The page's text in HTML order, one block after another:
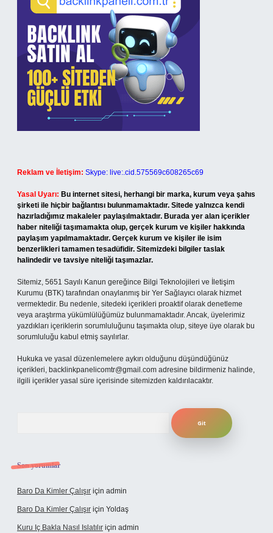
Reklam ve İletişim: Skype: live:.cid.575569c608265c69
Yasal Uyarı: Bu internet sitesi, herhangi bir marka, kurum veya şahıs
şirketi ile hiçbir bağlantısı bulunmamaktadır. Sitede yalnızca kendi
hazırladığımız makaleler paylaşılmaktadır. Burada yer alan içerikler
haber niteliği taşımamakta olup, gerçek kurum ve kişiler hakkında
paylaşım yapılmamaktadır. Gerçek kurum ve kişiler ile isim
benzerlikleri tamamen tesadüfidir. Sitemizdeki bilgiler taslak
halindedir ve tavsiye niteliği taşımazlar.
Sitemiz, 5651 Sayılı Kanun gereğince Bilgi Teknolojileri ve İletişim
Kurumu (BTK) tarafından onaylanmış bir Yer Sağlayıcı olarak hizmet
vermektedir. Bu nedenle, sitedeki içerikleri proaktif olarak denetleme
veya araştırma yükümlülüğümüz bulunmamaktadır. Ancak, üyelerimiz
yazdıkları içeriklerin sorumluluğunu taşımakta olup, siteye üye olarak bu
sorumluluğu kabul etmiş sayılırlar.
Hukuka ve yasal düzenlemelere aykırı olduğunu düşündüğünüz
içerikleri, backlinkpanelicomtr@gmail.com adresine bildirmeniz halinde,
ilgili içerikler yasal süre içerisinde sitemizden kaldırılacaktır.
Son yorumlar
Baro Da Kimler Çalışır için admin
Baro Da Kimler Çalışır için Yoldaş
Kuru Iç Bakla Nasıl Islatılır için admin